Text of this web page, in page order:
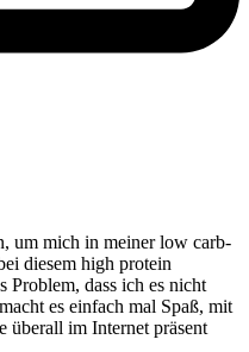
um mich in meiner low carb-
diesem high protein
Problem, dass ich es nicht
es einfach mal Spaß, mit
überall im Internet präsent